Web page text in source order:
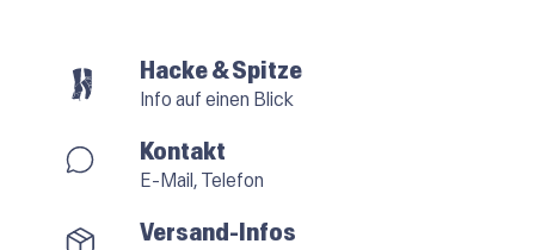
Hacke & Spitze
Info auf einen Blick
Kontakt
E-Mail, Telefon
Versand-Infos